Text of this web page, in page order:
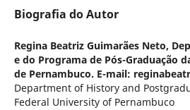
Biografia do Autor
Regina Beatriz Guimarães Neto,
e do Programa de Pós-Graduação
de Pernambuco. E-mail:
Department of History and
Federal University of Pernambuco